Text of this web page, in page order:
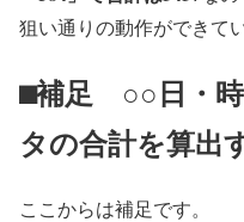
狙い通りの動作ができて
⬛︎補足 ○○日・
タの合計を算出
ここからは補足です。